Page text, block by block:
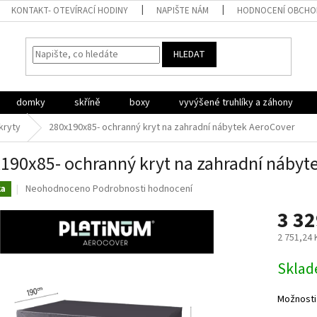
KONTAKT- OTEVÍRACÍ HODINY NAPIŠTE NÁM HODNOCENÍ
HLEDAT
domky skříně boxy vyvýšené truhlíky a záhony
280x190x85- ochranný kryt na zahradní nábytek AeroCover
ochranný kryt na zahradní
Průměrné
produktu
z
Neohodnoceno Podrobnosti hodnocení
3
2 751,24
cena: